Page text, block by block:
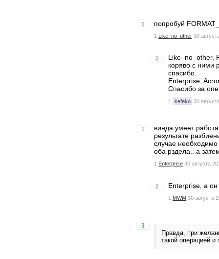
0 попробуй
1 Like_no_other 30
0
Like_no_other,
коряво с ними
спасибо.
Enterprise,
Спасибо за
1 kefeko 30
1
винда умеет
результате
случае
оба рздела.. а
1 Enterprise 30 августа
2 Enterprise, а
1 MWM 30 августа
3
Правда, при
такой операцией и